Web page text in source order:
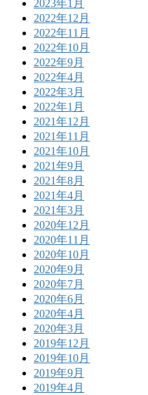
2023年1月
2022年12月
2022年11月
2022年10月
2022年9月
2022年4月
2022年3月
2022年1月
2021年12月
2021年11月
2021年10月
2021年9月
2021年8月
2021年4月
2021年3月
2020年12月
2020年11月
2020年10月
2020年9月
2020年7月
2020年6月
2020年4月
2020年3月
2019年12月
2019年10月
2019年9月
2019年4月